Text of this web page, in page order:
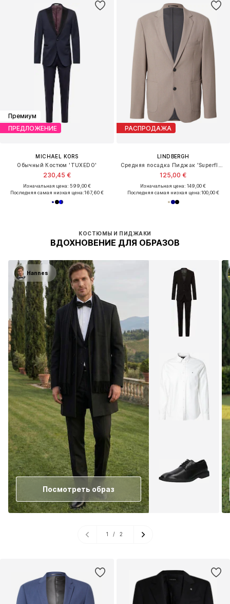
Премиум
ПРЕДЛОЖЕНИЕ
MICHAEL KORS
Обычный Костюм 'TUXEDO'
230,45 €
Изначальная цена: 599,00 €
Последняя самая низкая цена:167,60 €
РАСПРОДАЖА
LINDBERGH
125,00 €
Изначальная цена: 149,00 €
Последняя самая низкая цена:100,00 €
КОСТЮМЫ И ПИДЖАКИ
ВДОХНОВЕНИЕ ДЛЯ ОБРАЗОВ
Hannes
Посмотреть образ
1 / 2